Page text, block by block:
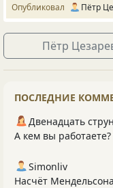
Опубликовал Пётр
Пётр
ПОСЛЕДНИЕ
Двенадцать струн
А кем вы
Simonliv
Насчёт